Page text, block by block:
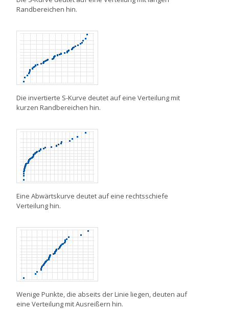
Randbereichen hin.
Die invertierte S-Kurve deutet auf eine Verteilung mit
kurzen Randbereichen hin.
Eine Abwärtskurve deutet auf eine rechtsschiefe
Verteilung hin.
Wenige Punkte, die abseits der Linie liegen, deuten auf
eine Verteilung mit Ausreißern hin.